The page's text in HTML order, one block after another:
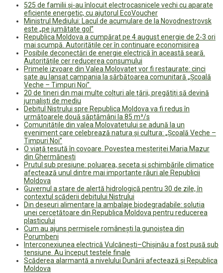
525 de familii și-au înlocuit electrocasnicele vechi cu aparate
eficiente energetic, cu ajutorul EcoVoucher
Ministrul Mediului: Lacul de acumulare de la Novodnestrovsk
este „pe jumătate gol”
Republica Moldova a cumpărat pe 4 august energie de 2-3 ori
mai scumpă. Autoritățile cer în continuare economisirea
Posibile deconectări de energie electrică în această seară.
Autoritățile cer reducerea consumului
Primele izvoare din Valea Molovateț vor fi restaurate: cinci
sate au lansat campania la sărbătoarea comunitară „Școală
Veche – Timpuri Noi”
20 de tineri din mai multe colțuri ale țării, pregătiți să devină
jurnaliști de mediu
Debitul Nistrului spre Republica Moldova va fi redus în
următoarele două săptămâni la 85 m³/s
Comunitățile din valea Molovatețului se adună la un
eveniment care celebrează natura și cultura: „Școală Veche –
Timpuri Noi”
O viață țesută în covoare. Povestea meșteriței Maria Mazur
din Ghermănești
Prutul sub presiune: poluarea, seceta și schimbările climatice
afectează unul dintre mai importante râuri ale Republicii
Moldova
Guvernul a stare de alertă hidrologică pentru 30 de zile, în
contextul scăderii debitului Nistrului
Din deșeuri alimentare la ambalaje biodegradabile: soluția
unei cercetătoare din Republica Moldova pentru reducerea
plasticului
Cum au ajuns permisele românești la gunoiștea din
Porumbeni
Interconexiunea electrică Vulcănești–Chișinău a fost pusă sub
tensiune. Au început testele finale
Scăderea alarmantă a nivelului Dunării afectează și Republica
Moldova